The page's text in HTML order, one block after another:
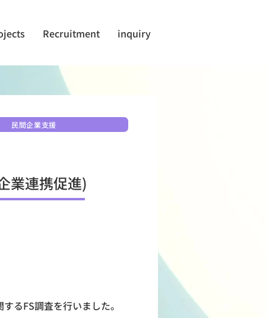
Recruitment inquiry
民間企業支援
業連携促進)
るFS調査を行いました。